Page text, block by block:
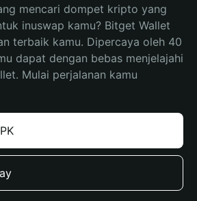
mencari dompet kripto yang
inuswap kamu? Bitget Wallet
terbaik kamu. Dipercaya oleh 40
dapat dengan bebas menjelajahi
Mulai perjalanan kamu